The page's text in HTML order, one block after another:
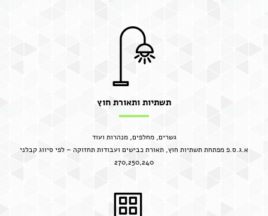
תשתיות ותאורת חוץ
גשרים, מחלפים, מנהרות ועוד
א.ג.ס.פ מפתחת תשתיות חוץ, תאורת כבישים ועבודות תחזוקה – לפי סיווג קבלני
270,250,240